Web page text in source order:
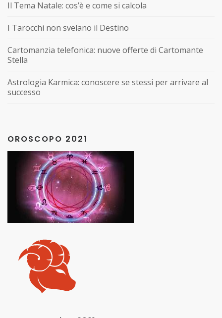
Il Tema Natale: cos’è e come si calcola
I Tarocchi non svelano il Destino
Cartomanzia telefonica: nuove offerte di Cartomante
Stella
Astrologia Karmica: conoscere se stessi per arrivare al
successo
OROSCOPO 2021